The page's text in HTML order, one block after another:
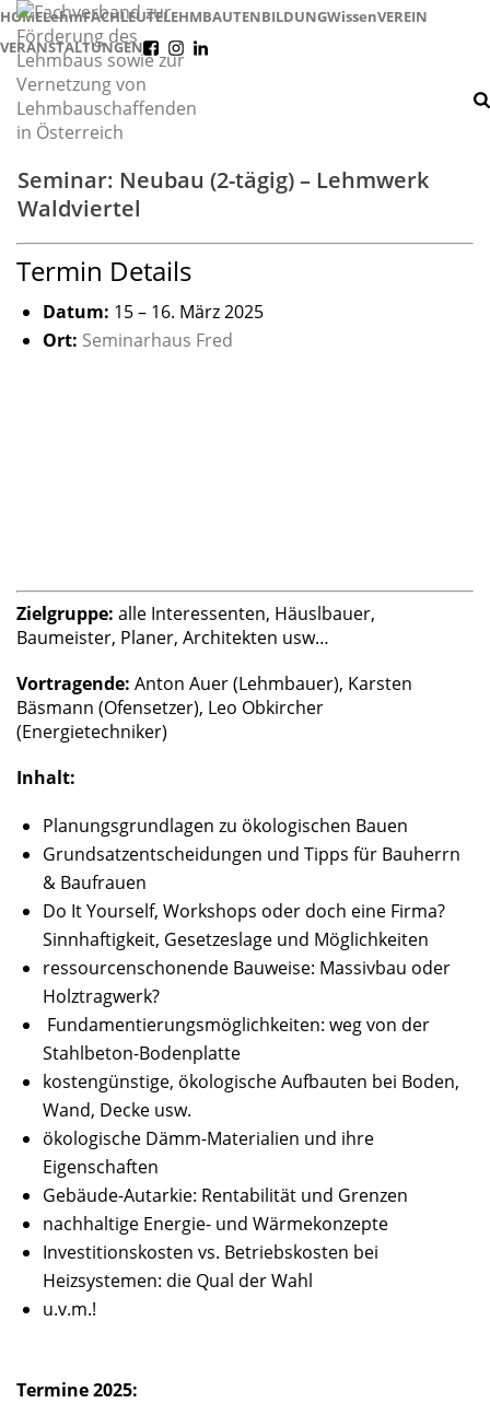
HOMELehmFACHLEUTELEHMBAUTENBILDUNGWissenVEREIN
VERANSTALTUNGEN
Seminar: Neubau (2-tägig) – Lehmwerk
Waldviertel
Termin Details
Datum: 15– 16. März 2025
Ort: Seminarhaus Fred
Zielgruppe: alle Interessenten, Häuslbauer,
Baumeister, Planer, Architekten usw…
Vortragende: Anton Auer (Lehmbauer), Karsten
Bäsmann (Ofensetzer), Leo Obkircher
(Energietechniker)
Inhalt:
Planungsgrundlagen zu ökologischen Bauen
Grundsatzentscheidungen und Tipps für Bauherrn
& Baufrauen
Do It Yourself, Workshops oder doch eine Firma?
Sinnhaftigkeit, Gesetzeslage und Möglichkeiten
ressourcenschonende Bauweise: Massivbau oder
Holztragwerk?
Fundamentierungsmöglichkeiten: weg von der
Stahlbeton-Bodenplatte
kostengünstige, ökologische Aufbauten bei Boden,
Wand, Decke usw.
ökologische Dämm-Materialien und ihre
Eigenschaften
Gebäude-Autarkie: Rentabilität und Grenzen
nachhaltige Energie- und Wärmekonzepte
Investitionskosten vs. Betriebskosten bei
Heizsystemen: die Qual der Wahl
u.v.m.!
Termine 2025: